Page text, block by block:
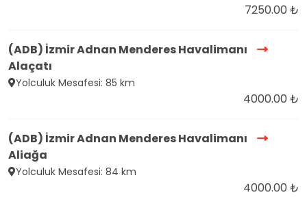
7250.00 ₺
(ADB) İzmir Adnan Menderes Havalimanı
Alaçatı
Yolculuk Mesafesi: 85 km
4000.00 ₺
(ADB) İzmir Adnan Menderes Havalimanı
Aliağa
Yolculuk Mesafesi: 84 km
4000.00 ₺